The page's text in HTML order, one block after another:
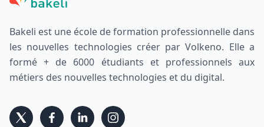
Bakeli est une école de formation professionnelle dans
les nouvelles technologies créer par Volkeno. Elle a
formé + de 6000 étudiants et professionnels aux
métiers des nouvelles technologies et du digital.